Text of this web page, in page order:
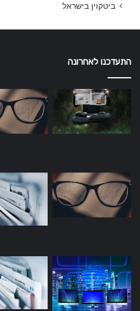
ביטקוין בישראל
התעדכנו לאחרונה